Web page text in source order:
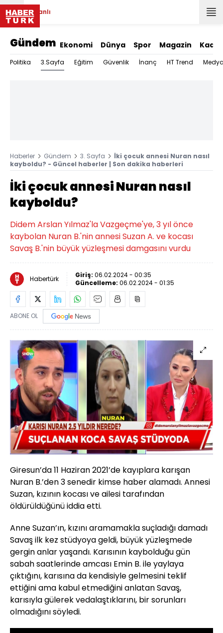
Canlı
Gündem Ekonomi Dünya Spor Magazin Kadın
Politika 3.Sayfa Eğitim Güvenlik İnanç HT Trend
Haberler Gündem 3. Sayfa
İki çocuk annesi Nuran nasıl
kayboldu? - Güncel haberler | Son dakika haberleri
İki çocuk annesi Nuran nasıl
kayboldu?
Didem Arslan Yılmaz'la Vazgeçme'ye, 3 yıl önce
kaybolan Nuran B.'nin annesi Suzan A. ve kocası
Savaş B.'nin büyük yüzleşmesi damgasını vurdu
Habertürk Giriş: 06.02.2024 - 00:35
Güncelleme: 06.02.2024 - 01:35
ABONE OL
Giresun’da 11 Haziran 2021’de kayıplara karışan
Nuran B.’den 3 senedir kimse haber alamadı. Annesi
Suzan, kızının kocası ve ailesi tarafından
öldürüldüğünü iddia etti.
Anne Suzan’ın, kızını aramamakla suçladığı damadı
Savaş ilk kez stüdyoya geldi, büyük yüzleşmede
gergin anlar yaşandı. Karısının kaybolduğu gün
sabah saatlerinde amcası Emin B. ile yaylaya
çıktığını, karısına da kendisiyle gelmesini teklif
ettiğini ama kabul etmediğini anlatan Savaş,
karısıyla gülerek vedalaştıklarını, bir sorunları
olmadığını söyledi.